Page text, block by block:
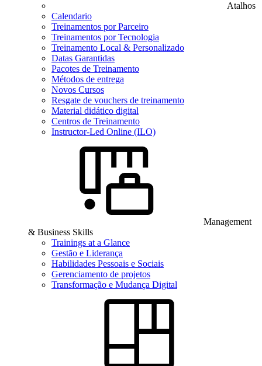
Atalhos
Calendario
Treinamentos por Parceiro
Treinamentos por Tecnologia
Treinamento Local & Personalizado
Datas Garantidas
Pacotes de Treinamento
Métodos de entrega
Novos Cursos
Resgate de vouchers de treinamento
Material didático digital
Centros de Treinamento
Instructor-Led Online (ILO)
Management
& Business Skills
Trainings at a Glance
Gestão e Liderança
Habilidades Pessoais e Sociais
Gerenciamento de projetos
Transformação e Mudança Digital